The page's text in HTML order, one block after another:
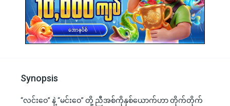
Synopsis
“လင်းဝေ” နဲ့ “မင်းဝေ” တို့ ညီအစ်ကိုနှစ်ယောက်ဟာ တိုက်တိုက်